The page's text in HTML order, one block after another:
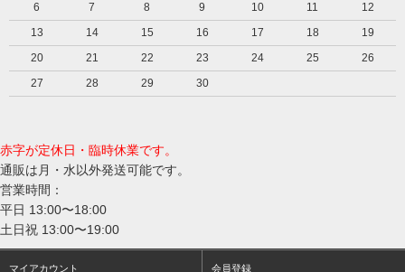
6
7 8 9 10 11
12
13
14 15 16 17 18
19
20
21 22 23 24 25
26
27
28 29 30
赤字が定休日・臨時休業です。
通販は月・水以外発送可能です。
営業時間：
平日 13:00〜18:00
土日祝 13:00〜19:00
マイアカウント 会員登録